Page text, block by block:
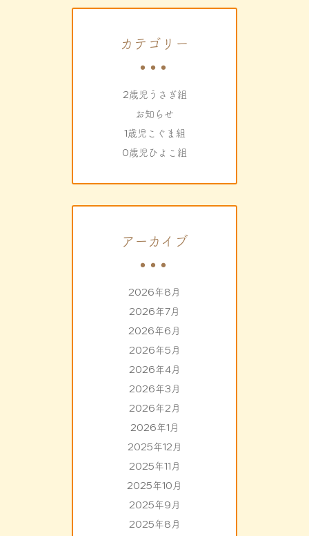
カテゴリー
2歳児うさぎ組
お知らせ
1歳児こぐま組
0歳児ひよこ組
アーカイブ
2026年8月
2026年7月
2026年6月
2026年5月
2026年4月
2026年3月
2026年2月
2026年1月
2025年12月
2025年11月
2025年10月
2025年9月
2025年8月